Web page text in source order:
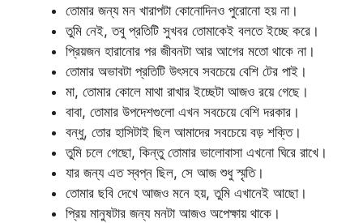
তোমার জন্য মন খারাপটা কোনোদিনও পুরোনো হয় না।
তুমি নেই, তবু প্রতিটি সুখবর তোমাকেই বলতে ইচ্ছে করে।
প্রিয়জন হারানোর পর জীবনটা আর আগের মতো থাকে না।
তোমার অভাবটা প্রতিটি উৎসবে সবচেয়ে বেশি টের পাই।
মা, তোমার কোলে মাথা রাখার ইচ্ছেটা আজও রয়ে গেছে।
বাবা, তোমার উপদেশগুলো এখন সবচেয়ে বেশি দরকার।
বন্ধু, তোর হাসিটাই ছিল আমাদের সবচেয়ে বড় শক্তি।
তুমি চলে গেছো, কিন্তু তোমার ভালোবাসা এখনো ঘিরে রাখে।
যার জন্য এত স্বপ্ন ছিল, সে আজ শুধু স্মৃতি।
তোমার ছবি দেখে আজও মনে হয়, তুমি এখানেই আছো।
প্রিয় মানুষটার জন্য মনটা আজও অপেক্ষায় থাকে।